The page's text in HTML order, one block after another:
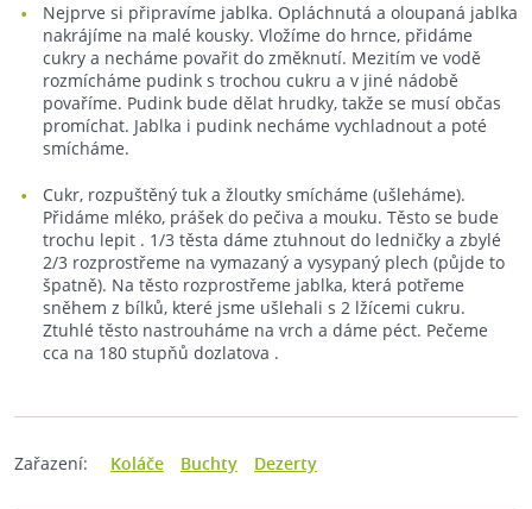
Nejprve si připravíme jablka. Opláchnutá a oloupaná jablka
nakrájíme na malé kousky. Vložíme do hrnce, přidáme
cukry a necháme povařit do změknutí. Mezitím ve vodě
rozmícháme pudink s trochou cukru a v jiné nádobě
povaříme. Pudink bude dělat hrudky, takže se musí občas
promíchat. Jablka i pudink necháme vychladnout a poté
smícháme.
Cukr, rozpuštěný tuk a žloutky smícháme (ušleháme).
Přidáme mléko, prášek do pečiva a mouku. Těsto se bude
trochu lepit . 1/3 těsta dáme ztuhnout do ledničky a zbylé
2/3 rozprostřeme na vymazaný a vysypaný plech (půjde to
špatně). Na těsto rozprostřeme jablka, která potřeme
sněhem z bílků, které jsme ušlehali s 2 lžícemi cukru.
Ztuhlé těsto nastrouháme na vrch a dáme péct. Pečeme
cca na 180 stupňů dozlatova .
Zařazení: Koláče Buchty Dezerty